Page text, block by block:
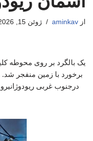
از aminkav ژوئن 15, 2026
یک بالگرد بر روی محوطه
درجنوب غربی